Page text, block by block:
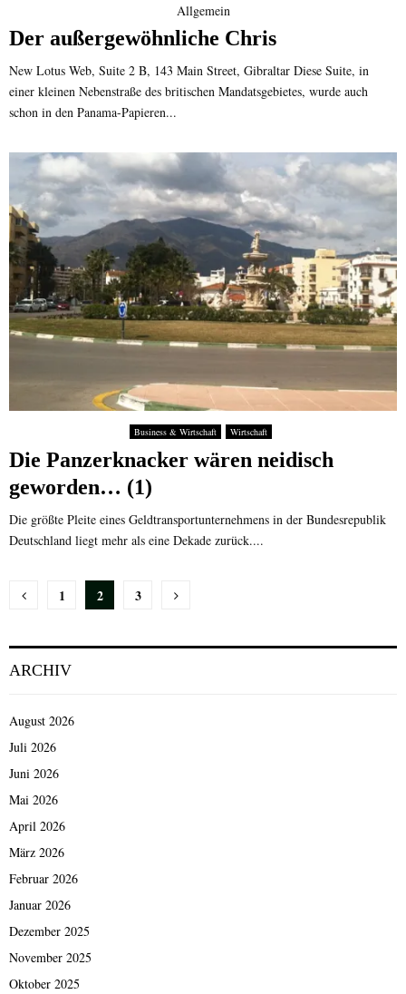
Allgemein
Der außergewöhnliche Chris
New Lotus Web, Suite 2 B, 143 Main Street, Gibraltar Diese Suite, in
einer kleinen Nebenstraße des britischen Mandatsgebietes, wurde auch
schon in den Panama-Papieren...
Business & Wirtschaft Wirtschaft
Die Panzerknacker wären neidisch
geworden… (1)
Die größte Pleite eines Geldtransportunternehmens in der Bundesrepublik
Deutschland liegt mehr als eine Dekade zurück....
Seitennummerierung
Beiträge
1 2 3
ARCHIV
August 2026
Juli 2026
Juni 2026
Mai 2026
April 2026
März 2026
Februar 2026
Januar 2026
Dezember 2025
November 2025
Oktober 2025